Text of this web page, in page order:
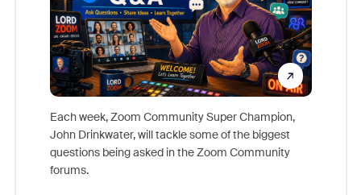
Each week, Zoom Community Super Champion,
John Drinkwater, will tackle some of the biggest
questions being asked in the Zoom Community
forums.